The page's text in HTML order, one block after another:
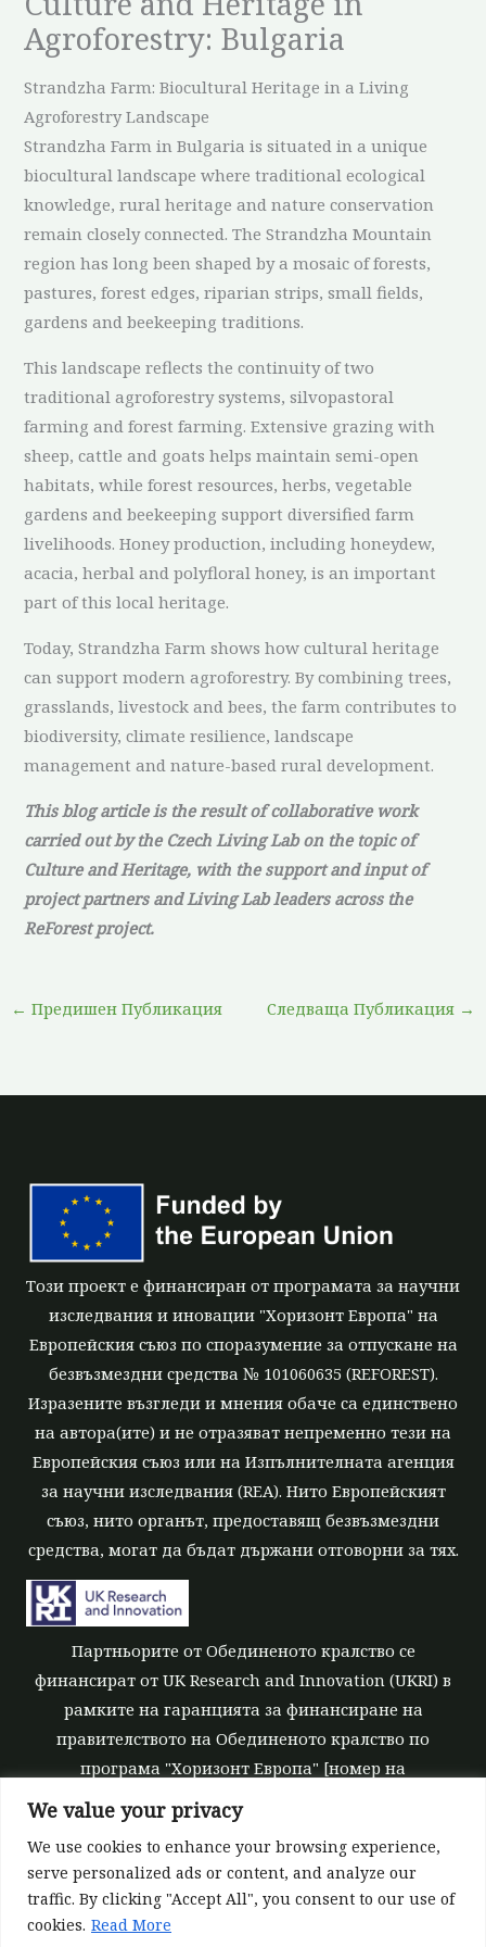
We value your privacy
We use cookies to enhance your browsing experience,
serve personalized ads or content, and analyze our
traffic. By clicking "Accept All", you consent to our use of
cookies. Read More
Agroforestry: Bulgaria
Strandzha Farm: Biocultural Heritage in a Living
Agroforestry Landscape
Strandzha Farm in Bulgaria is situated in a unique
biocultural landscape where traditional ecological
knowledge, rural heritage and nature conservation
remain closely connected. The Strandzha Mountain
region has long been shaped by a mosaic of forests,
pastures, forest edges, riparian strips, small fields,
gardens and beekeeping traditions.
This landscape reflects the continuity of two
traditional agroforestry systems, silvopastoral
farming and forest farming. Extensive grazing with
sheep, cattle and goats helps maintain semi-open
habitats, while forest resources, herbs, vegetable
gardens and beekeeping support diversified farm
livelihoods. Honey production, including honeydew,
acacia, herbal and polyfloral honey, is an important
part of this local heritage.
Today, Strandzha Farm shows how cultural heritage
can support modern agroforestry. By combining trees,
grasslands, livestock and bees, the farm contributes to
biodiversity, climate resilience, landscape
management and nature-based rural development.
This blog article is the result of collaborative work
carried out by the Czech Living Lab on the topic of
Culture and Heritage, with the support and input of
project partners and Living Lab leaders across the
ReForest project.
← Предишен Публикация Следваща Публикация →
Този проект е финансиран от програмата за научни
изследвания и иновации "Хоризонт Европа" на
Европейския съюз по споразумение за отпускане на
безвъзмездни средства № 101060635 (REFOREST).
Изразените възгледи и мнения обаче са единствено
на автора(ите) и не отразяват непременно тези на
Европейския съюз или на Изпълнителната агенция
за научни изследвания (REA). Нито Европейският
съюз, нито органът, предоставящ безвъзмездни
средства, могат да бъдат държани отговорни за тях.
Партньорите от Обединеното кралство се
финансират от UK Research and Innovation (UKRI) в
рамките на гаранцията за финансиране на
правителството на Обединеното кралство по
програма "Хоризонт Европа" [номер на
безвъзмездните средства 10039700].